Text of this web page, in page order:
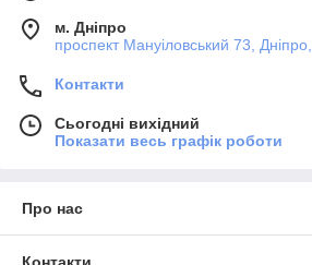
м. Дніпро
проспект Мануіловський 73,
Контакти
Сьогодні вихідний
Показати весь графік роботи
Про нас